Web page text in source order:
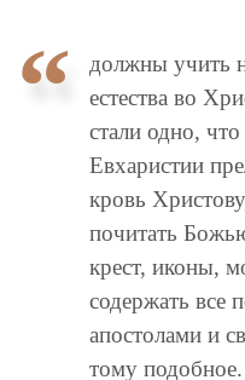
должны учить
естества во
стали одно,
Евхаристии
кровь
почитать
крест, иконы,
содержать все
апостолами и
тому